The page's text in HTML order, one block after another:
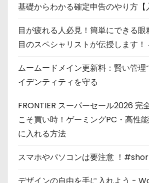
基礎からわかる確定申告のやり方【
目が疲れる人必見！簡単にできる
目のスペシャリストが伝授します
ムームードメイン更新料：賢い管理
イデンティティを守る
FRONTIER スーパーセール2026 完
こそ買い時！ゲーミングPC・高性
に入れる方法
スマホやパソコンは要注意 ！